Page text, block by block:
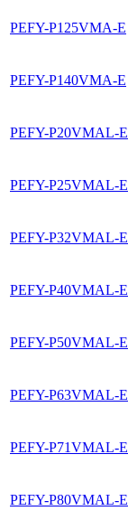
PEFY-P125VMA-E
PEFY-P140VMA-E
PEFY-P20VMAL-E
PEFY-P25VMAL-E
PEFY-P32VMAL-E
PEFY-P40VMAL-E
PEFY-P50VMAL-E
PEFY-P63VMAL-E
PEFY-P71VMAL-E
PEFY-P80VMAL-E